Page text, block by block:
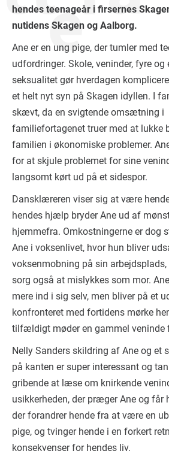
hendes teenageår i firsernes
nutidens Skagen og Aalborg.
Ane er en ung pige, der tumler med
udfordringer. Skole, veninder, fyre og
seksualitet gør hverdagen
et helt nyt syn på Skagen idyllen. I
skævt, da en svigtende omsætning i
familiefortagenet truer med at lukke
familien i økonomiske problemer.
for at skjule problemet for sine
langsomt kørt ud på et sidespor.
Dansklæreren viser sig at være
hendes hjælp bryder Ane ud af
hjemmefra. Omkostningerne er dog
Ane i voksenlivet, hvor hun bliver
voksenmobning på sin
sorg også at mislykkes som mor.
mere ind i sig selv, men bliver på et
konfronteret med fortidens mørke
tilfældigt møder en gammel veninde
Nelly Sanders skildring af Ane og et
på kanten er super interessant og
gribende at læse om knirkende
usikkerheden, der præger Ane og får
der forandrer hende fra at være en
pige, og tvinger hende i en forkert
konsekvenser for hendes liv.